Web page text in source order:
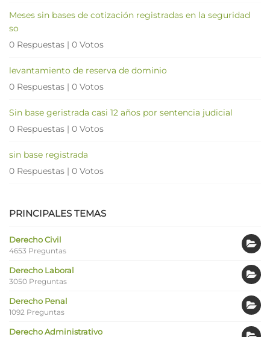
Meses sin bases de cotización registradas en la seguridad
so
0 Respuestas | 0 Votos
levantamiento de reserva de dominio
0 Respuestas | 0 Votos
Sin base geristrada casi 12 años por sentencia judicial
0 Respuestas | 0 Votos
sin base registrada
0 Respuestas | 0 Votos
PRINCIPALES TEMAS
Derecho Civil
4653 Preguntas
Derecho Laboral
3050 Preguntas
Derecho Penal
1092 Preguntas
Derecho Administrativo